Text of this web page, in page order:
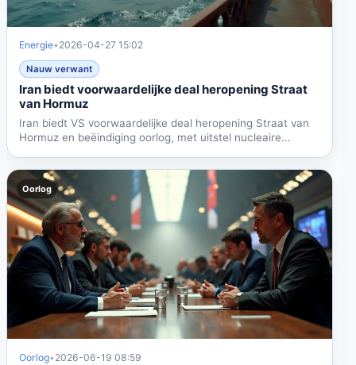
Energie• 2026-04-27 15:02
Nauw verwant
Iran biedt voorwaardelijke deal heropening Straat
van Hormuz
Iran biedt VS voorwaardelijke deal heropening Straat van
Hormuz en beëindiging oorlog, met uitstel nucleaire...
Oorlog
Oorlog• 2026-06-19 08:59